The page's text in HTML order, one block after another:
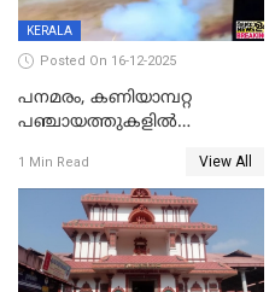
KERALA
Posted On 16-12-2025
പനമരം, കണിയാമ്പറ്റ
പഞ്ചായത്തുകളിൽ
സ്ഥാപനങ്ങൾക്ക് അവധി
1 Min Read View All